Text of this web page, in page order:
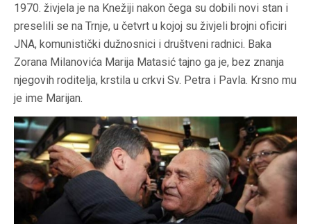
1970. živjela je na Knežiji nakon čega su dobili novi stan i
preselili se na Trnje, u četvrt u kojoj su živjeli brojni oficiri
JNA, komunistički dužnosnici i društveni radnici. Baka
Zorana Milanovića Marija Matasić tajno ga je, bez znanja
njegovih roditelja, krstila u crkvi Sv. Petra i Pavla. Krsno mu
je ime Marijan.